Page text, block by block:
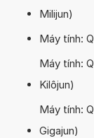
Milijun)
Máy tính:
Máy tính:
Kilôjun)
Máy tính:
Gigajun)